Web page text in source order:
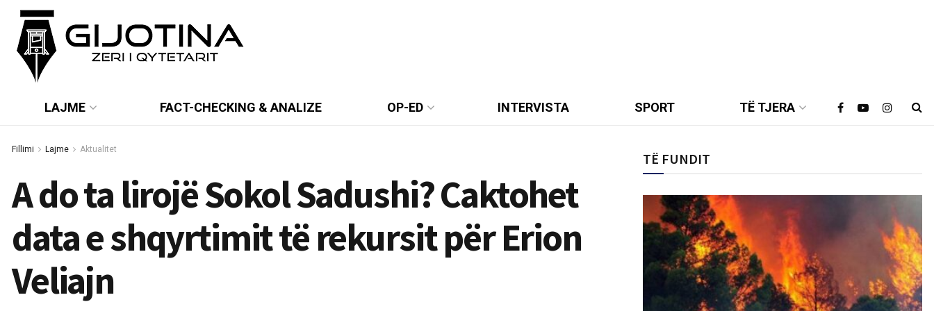
LAJME FACT-CHECKING & ANALIZE OP-ED INTERVISTA SPORT TË TJERA
Fillimi Lajme Aktualitet
A do ta lirojë Sokol Sadushi? Caktohet
data e shqyrtimit të rekursit për Erion
Veliajn
TË FUNDIT